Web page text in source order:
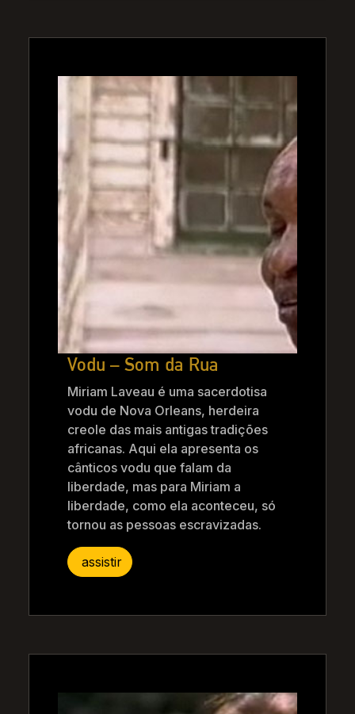
Vodu – Som da Rua
Miriam Laveau é uma sacerdotisa
vodu de Nova Orleans, herdeira
creole das mais antigas tradições
africanas. Aqui ela apresenta os
cânticos vodu que falam da
liberdade, mas para Miriam a
liberdade, como ela aconteceu, só
tornou as pessoas escravizadas.
assistir